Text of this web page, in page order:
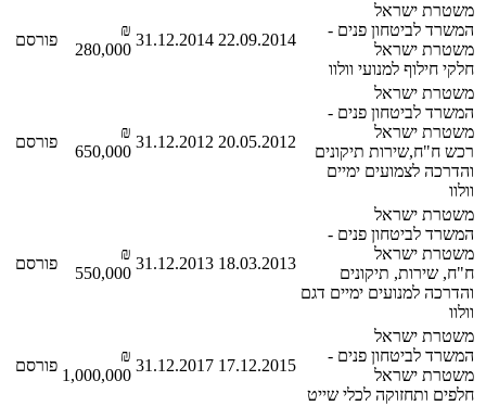
משטרת ישראל
המשרד לביטחון פנים -
משטרת ישראל
חלקי חילוף למנועי וולוו
22.09.2014
31.12.2014
₪
280,000
פורסם
משטרת ישראל
המשרד לביטחון פנים -
משטרת ישראל
רכש ח"ח,שירות תיקונים
והדרכה לצמועים ימיים
וולוו
20.05.2012
31.12.2012
₪
650,000
פורסם
משטרת ישראל
המשרד לביטחון פנים -
משטרת ישראל
ח"ח, שירות, תיקונים
והדרכה למנועים ימיים דגם
וולוו
18.03.2013
31.12.2013
₪
550,000
פורסם
משטרת ישראל
המשרד לביטחון פנים -
משטרת ישראל
חלפים ותחזוקה לכלי שייט
17.12.2015
31.12.2017
₪
1,000,000
פורסם